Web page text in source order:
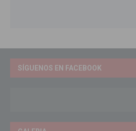
SÍGUENOS EN FACEBOOK